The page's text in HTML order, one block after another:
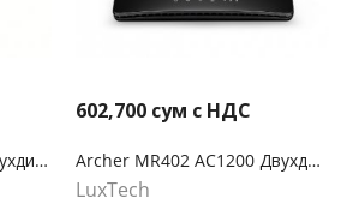
Archer NX200 AX1800 Двухдиапазонный беспроводной гигабитный 5G-маршрутизатор
602,700 сум с НДС
Archer MR402 AC1200 Двухдиапазонный беспроводной 4G LTE маршрутизатор
LuxTech